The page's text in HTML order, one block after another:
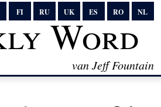
FI RU UK ES RO NL
Word
van Jeff Fountain